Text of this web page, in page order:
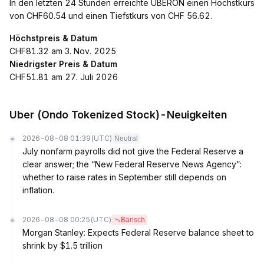
In den letzten 24 Stunden erreichte UBERON einen Höchstkurs
von CHF60.54 und einen Tiefstkurs von CHF 56.62.
Höchstpreis & Datum
CHF81.32 am 3. Nov. 2025
Niedrigster Preis & Datum
CHF51.81 am 27. Juli 2026
Uber (Ondo Tokenized Stock)-Neuigkeiten
2026-08-08 01:39 (UTC) Neutral
July nonfarm payrolls did not give the Federal Reserve a
clear answer; the “New Federal Reserve News Agency”:
whether to raise rates in September still depends on
inflation.
2026-08-08 00:25 (UTC) Bärisch
Morgan Stanley: Expects Federal Reserve balance sheet to
shrink by $1.5 trillion